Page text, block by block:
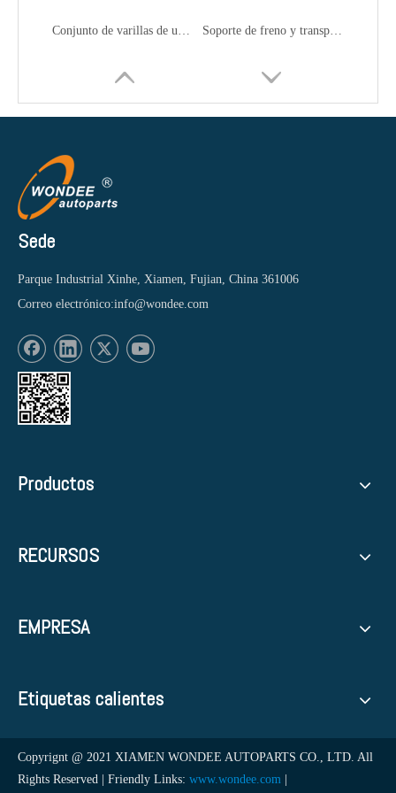
Sede
Parque Industrial Xinhe, Xiamen, Fujian, China 361006
Correo electrónico:info@wondee.com
Productos
RECURSOS
EMPRESA
Etiquetas calientes
Copyrignt @ 2021 XIAMEN WONDEE AUTOPARTS CO., LTD. All
Rights Reserved | Friendly Links: www.wondee.com |